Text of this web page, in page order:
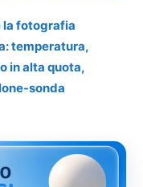
la fotografia
temperatura,
in alta quota,
sonda